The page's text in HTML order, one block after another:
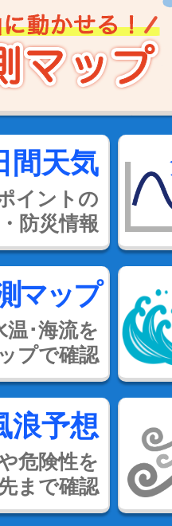
間天気
イントの
防災情報
マップ
温･海流を
プで確認
浪予想
危険性を
まで確認